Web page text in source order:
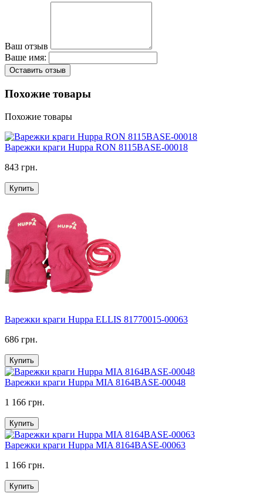
Ваш отзыв
Ваше имя:
Оставить отзыв
Похожие товары
Похожие товары
Варежки краги Huppa RON 8115BASE-00018
843 грн.
Купить
Варежки краги Huppa ELLIS 81770015-00063
686 грн.
Купить
Варежки краги Huppa MIA 8164BASE-00048
1 166 грн.
Купить
Варежки краги Huppa MIA 8164BASE-00063
1 166 грн.
Купить